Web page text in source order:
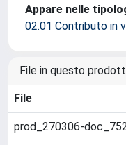
Appare nelle
02.01 Contributo in
File in questo
File
prod_270306-